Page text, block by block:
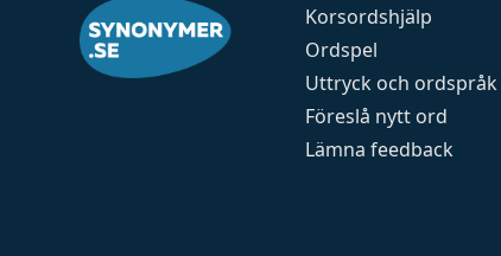
Korsordshjälp
Ordspel
Uttryck och ordspråk
Föreslå nytt ord
Lämna feedback